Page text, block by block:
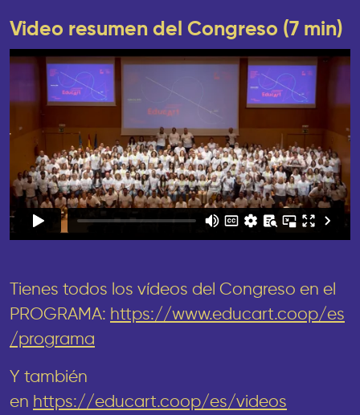
Video resumen del Congreso (7 min)
Tienes todos los vídeos del Congreso en el
PROGRAMA: https://www.educart.coop/es
/programa
Y también
en https://educart.coop/es/videos